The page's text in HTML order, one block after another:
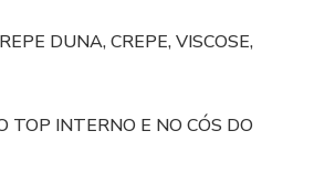
DUNA, CREPE, VISCOSE,
TOP INTERNO E NO CÓS DO